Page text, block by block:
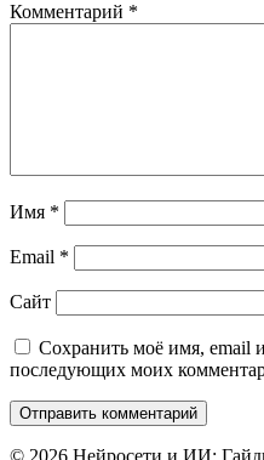
Комментарий *
Имя *
Email *
Сайт
Сохранить моё имя, email
последующих моих